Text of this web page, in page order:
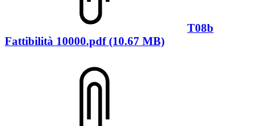
T08b
Fattibilità 10000.pdf (10.67 MB)